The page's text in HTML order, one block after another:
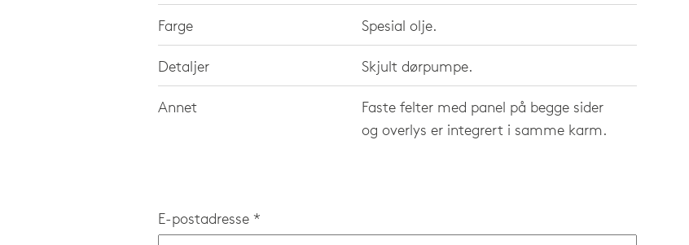
Farge Spesial olje.
Detaljer Skjult dørpumpe.
Annet
Faste felter med panel på begge sider
og overlys er integrert i samme karm.
E-postadresse *